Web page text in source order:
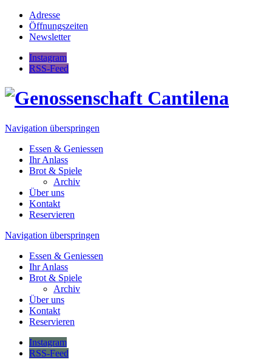
Adresse
Öffnungszeiten
Newsletter
Instagram
RSS-Feed
Navigation überspringen
Essen & Geniessen
Ihr Anlass
Brot & Spiele
Archiv
Über uns
Kontakt
Reservieren
Navigation überspringen
Essen & Geniessen
Ihr Anlass
Brot & Spiele
Archiv
Über uns
Kontakt
Reservieren
Instagram
RSS-Feed